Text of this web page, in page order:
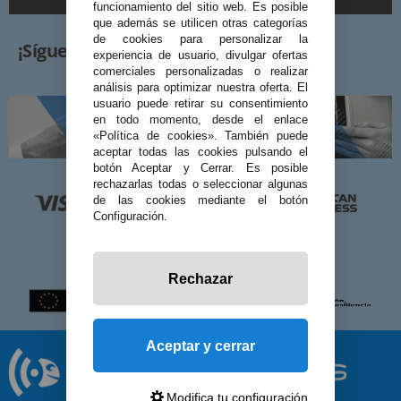
¡Síguenos!
funcionamiento del sitio web. Es posible
que además se utilicen otras categorías
de cookies para personalizar la
experiencia de usuario, divulgar ofertas
comerciales personalizadas o realizar
análisis para optimizar nuestra oferta. El
usuario puede retirar su consentimiento
en todo momento, desde el enlace
«Política de cookies». También puede
aceptar todas las cookies pulsando el
botón Aceptar y Cerrar. Es posible
rechazarlas todas o seleccionar algunas
de las cookies mediante el botón
Configuración.
Rechazar
Aceptar y cerrar
Modifica tu configuración